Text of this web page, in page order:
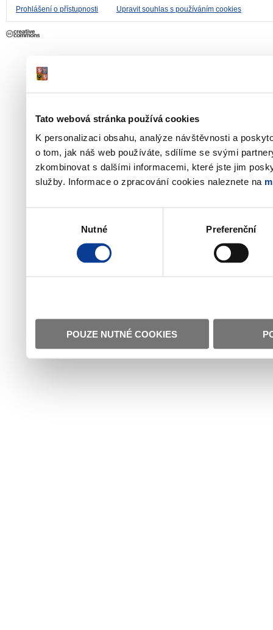
Tato webová stránka používá cookies
K personalizaci obsahu, analýze návštěvnosti a
o tom, jak náš web používáte, sdílíme se svými
zkombinovat s dalšími informacemi, které jste jim
služby. Informace o zpracování cookies naleznete na
Nutné Preferenční
POUZE NUTNÉ COOKIES
Prohlášení o přístupnosti Upravit souhlas s používáním cookies